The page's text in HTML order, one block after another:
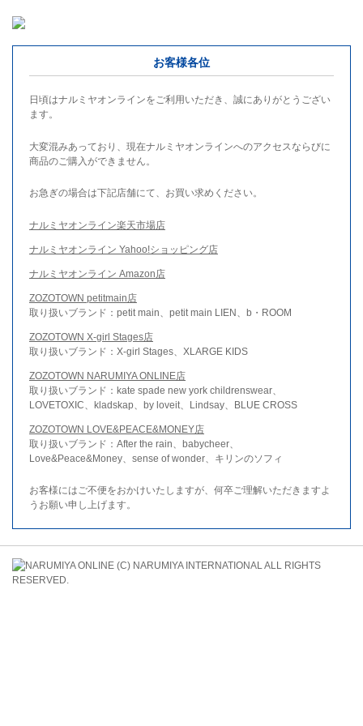
お客様各位
日頃はナルミヤオンラインをご利用いただき、誠にありがとうござい
ます。
大変混みあっており、現在ナルミヤオンラインへのアクセスならびに
商品のご購入ができません。
お急ぎの場合は下記店舗にて、お買い求めください。
ナルミヤオンライン楽天市場店
ナルミヤオンライン Yahoo!ショッピング店
ナルミヤオンライン Amazon店
ZOZOTOWN petitmain店
取り扱いブランド：petit main、petit main LIEN、b・ROOM
ZOZOTOWN X-girl Stages店
取り扱いブランド：X-girl Stages、XLARGE KIDS
ZOZOTOWN NARUMIYA ONLINE店
取り扱いブランド：kate spade new york childrenswear、
LOVETOXIC、kladskap、by loveit、Lindsay、BLUE CROSS
ZOZOTOWN LOVE&PEACE&MONEY店
取り扱いブランド：After the rain、babycheer、
Love&Peace&Money、sense of wonder、キリンのソフィ
お客様にはご不便をおかけいたしますが、何卒ご理解いただきますよ
うお願い申し上げます。